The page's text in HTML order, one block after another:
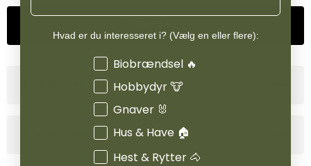
Produktinformation
Hvad er du interesseret i? (Vælg en eller flere):
Interesser
Biobrændsel 🔥
Hobbydyr 🐮
Gnaver 🐰
Hus & Have 🏠
Hest & Rytter 🐴